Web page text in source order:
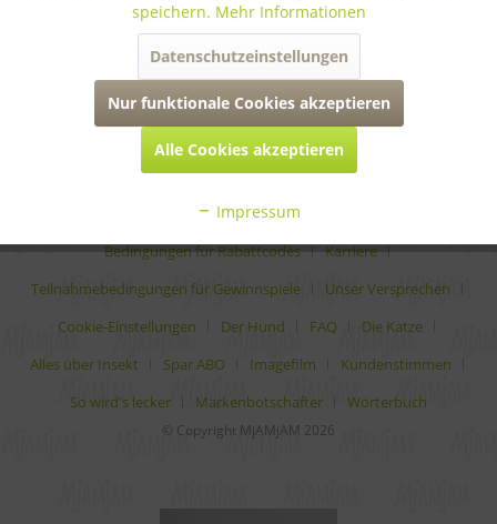
informationen
rechtliches
* Alle Preise inkl. gesetzl. Mehrwertsteuer zzgl.Versandkosten
Analytische Bestandteile
Auszeichnungen
Bedingungen für Rabattcodes
Karriere
Teilnahmebedingungen für Gewinnspiele
Unser Versprechen
Cookie-Einstellungen
Der Hund FAQ
Die Katze
Alles über Insekt
Spar ABO Imagefilm
Kundenstimmen
So wird's lecker
Markenbotschafter Wörterbuch
© Copyright MjAMjAM 2026
speichern. Mehr Informationen
Datenschutzeinstellungen
Nur funktionale Cookies akzeptieren
Alle Cookies akzeptieren
Impressum